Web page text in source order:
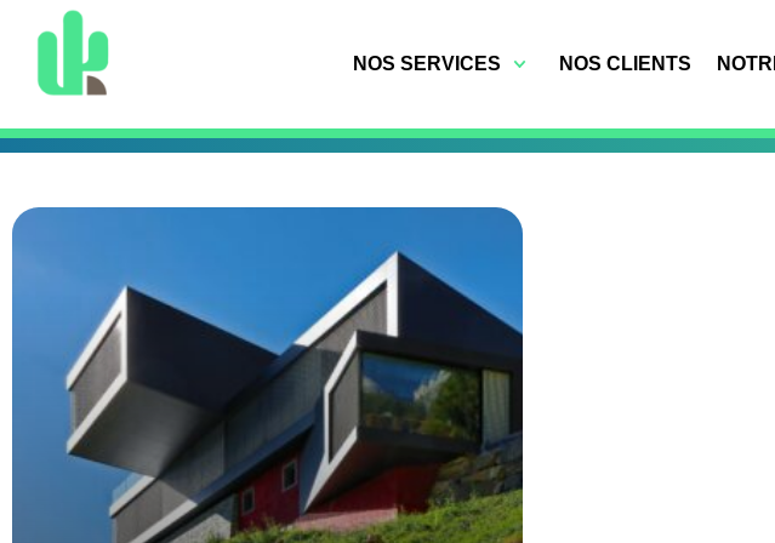
NOS SERVICES NOS CLIENTS